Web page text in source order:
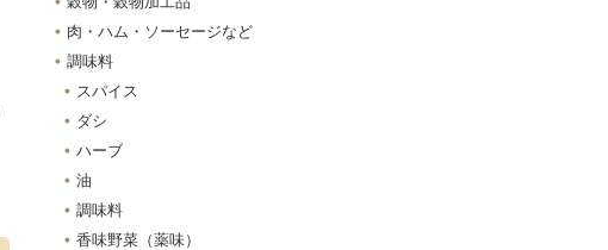
肉・ハム・ソーセージなど
調味料
スパイス
ダシ
ハーブ
油
調味料
香味野菜（薬味）